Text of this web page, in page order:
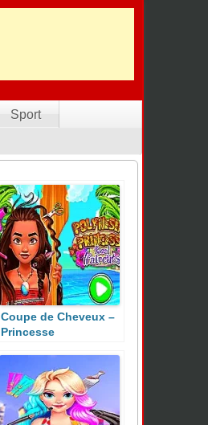
Sport
Coupe de Cheveux –
Princesse